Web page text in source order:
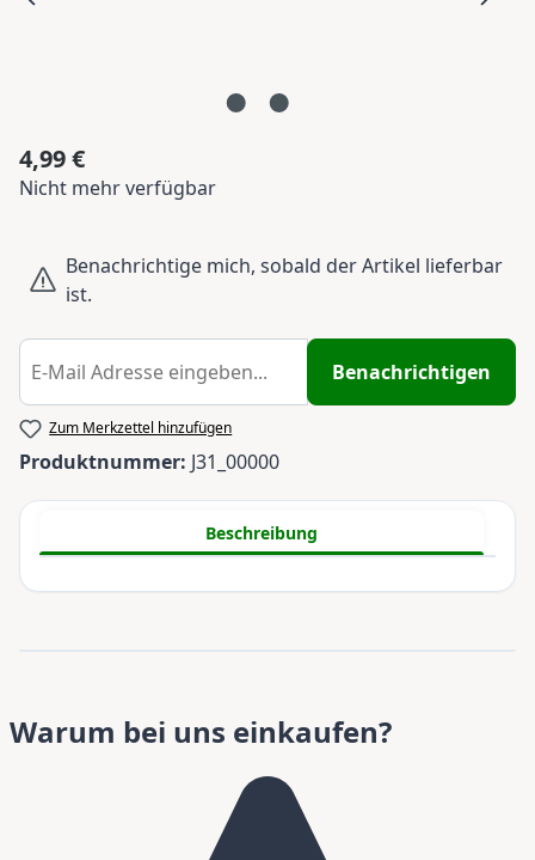
Regulärer Preis:
4,99 €
Nicht mehr verfügbar
Benachrichtige mich, sobald der Artikel lieferbar
ist.
Benachrichtigen
Zum Merkzettel hinzufügen
Produktnummer: J31_00000
Beschreibung
Warum bei uns einkaufen?